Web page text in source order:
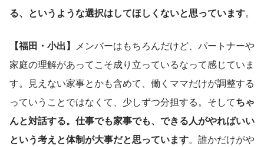
る、というような選択はしてほしくないと思っています。
【福田・小出】 メンバーはもちろんだけど、パートナーや
家庭の理解があってこそ成り立っているなって感じていま
す。見えない家事とかも含めて、働くママだけが調整する
っていうことではなくて、少しずつ分担する。そしてちゃ
んと対話する。仕事でも家事でも、できる人がやればいい
という考えと体制が大事だと思っています。誰かだけがや